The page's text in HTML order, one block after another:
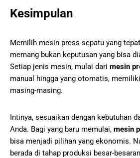
Kesimpulan
Memilih mesin press sepatu yang
memang bukan keputusan yang bisa
Setiap jenis mesin, mulai dari mesin
manual hingga yang otomatis,
masing-masing.
Intinya, sesuaikan dengan kebutuhan
Anda. Bagi yang baru memulai, mesin
bisa menjadi pilihan yang ekonomis.
berada di tahap produksi besar-